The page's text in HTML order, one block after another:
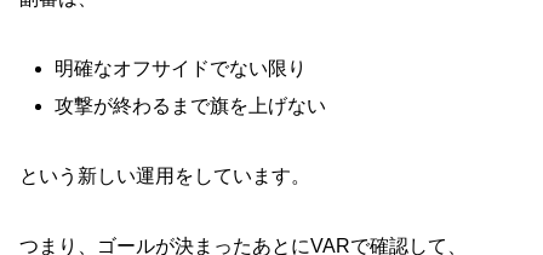
明確なオフサイドでない限り
攻撃が終わるまで旗を上げない
という新しい運用をしています。
つまり、ゴールが決まったあとにVARで確認して、